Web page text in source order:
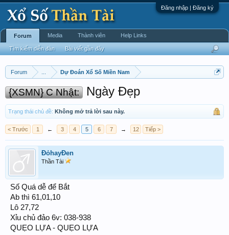
Đăng nhập | Đăng ký
Forum Dự Đoán Xổ Số Miền Nam
{XSMN} C Nhật: Ngày Đẹp
Trạng thái chủ đề: Không mở trả lời sau này.
< Trước 1 ← 3 4 5 6 7 → 12 Tiếp >
ĐỏhayĐen
Thần Tài
Số Quá dễ để Bắt
Ab thì 61,01,10
Lô 27,72
Xỉu chủ đảo 6v: 038-938
QUẸO LỰA - QUẸO LỰA
Forum
Tìm kiếm diễn đàn Bài viết gần đây
Media Thành viên Help Links